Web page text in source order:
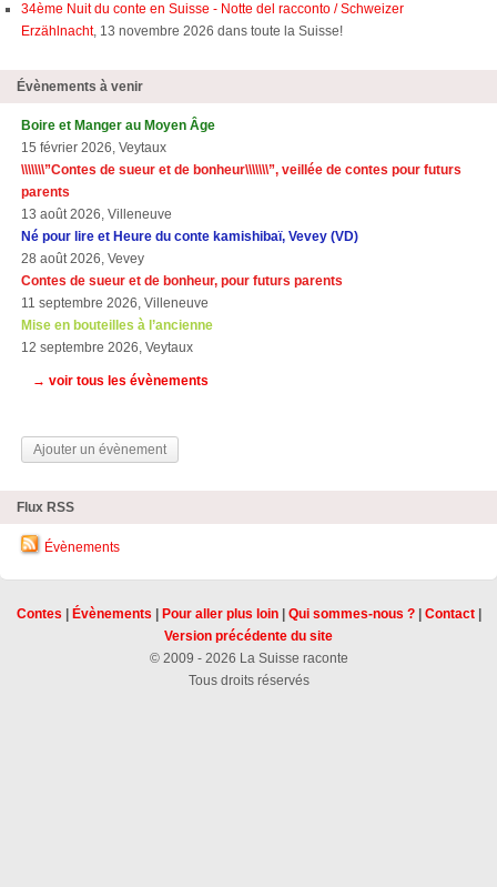
34ème Nuit du conte en Suisse - Notte del racconto / Schweizer
Erzählnacht, 13 novembre 2026 dans toute la Suisse!
Évènements à venir
Boire et Manger au Moyen Âge
15 février 2026, Veytaux
\\\\\\\”Contes de sueur et de bonheur\\\\\\\”, veillée de contes pour futurs
parents
13 août 2026, Villeneuve
Né pour lire et Heure du conte kamishibaï, Vevey (VD)
28 août 2026, Vevey
Contes de sueur et de bonheur, pour futurs parents
11 septembre 2026, Villeneuve
Mise en bouteilles à l’ancienne
12 septembre 2026, Veytaux
→ voir tous les évènements
Ajouter un évènement
Flux RSS
Évènements
Contes Évènements Pour aller plus loin| Qui sommes-nous ?| Contact|
Version précédente du site
© 2009 - 2026 La Suisse raconte
Tous droits réservés